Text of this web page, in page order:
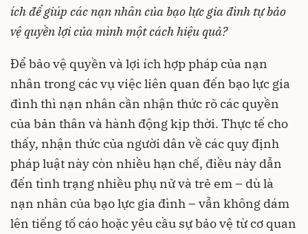
ích để giúp các nạn nhân của bạo lực gia đình tự bảo
vệ quyền lợi của mình một cách hiệu quả?
Để bảo vệ quyền và lợi ích hợp pháp của nạn
nhân trong các vụ việc liên quan đến bạo lực gia
đình thì nạn nhân cần nhận thức rõ các quyền
của bản thân và hành động kịp thời. Thực tế cho
thấy, nhận thức của người dân về các quy định
pháp luật này còn nhiều hạn chế, điều này dẫn
đến tình trạng nhiều phụ nữ và trẻ em – dù là
nạn nhân của bạo lực gia đình – vẫn không dám
lên tiếng tố cáo hoặc yêu cầu sự bảo vệ từ cơ quan